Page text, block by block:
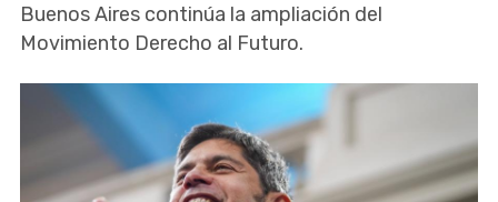
Buenos Aires continúa la ampliación del
Movimiento Derecho al Futuro.